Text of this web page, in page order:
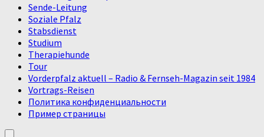
Sende-Leitung
Soziale Pfalz
Stabsdienst
Studium
Therapiehunde
Tour
Vorderpfalz aktuell – Radio & Fernseh-Magazin seit 1984
Vortrags-Reisen
Политика конфиденциальности
Пример страницы